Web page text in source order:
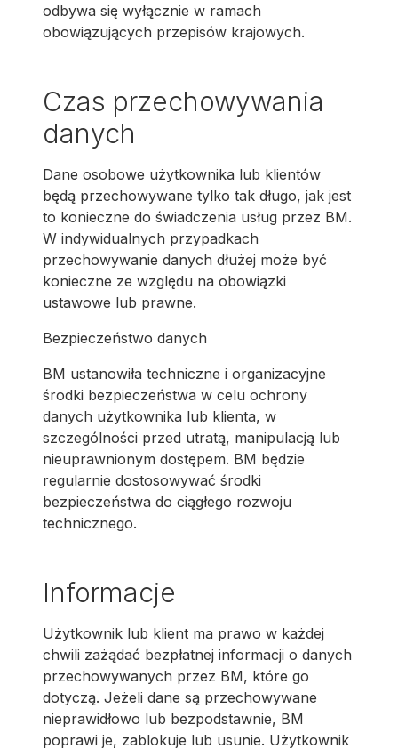
odbywa się wyłącznie w ramach
obowiązujących przepisów krajowych.
Czas przechowywania
danych
Dane osobowe użytkownika lub klientów
będą przechowywane tylko tak długo, jak jest
to konieczne do świadczenia usług przez BM.
W indywidualnych przypadkach
przechowywanie danych dłużej może być
konieczne ze względu na obowiązki
ustawowe lub prawne.
Bezpieczeństwo danych
BM ustanowiła techniczne i organizacyjne
środki bezpieczeństwa w celu ochrony
danych użytkownika lub klienta, w
szczególności przed utratą, manipulacją lub
nieuprawnionym dostępem. BM będzie
regularnie dostosowywać środki
bezpieczeństwa do ciągłego rozwoju
technicznego.
Informacje
Użytkownik lub klient ma prawo w każdej
chwili zażądać bezpłatnej informacji o danych
przechowywanych przez BM, które go
dotyczą. Jeżeli dane są przechowywane
nieprawidłowo lub bezpodstawnie, BM
poprawi je, zablokuje lub usunie. Użytkownik